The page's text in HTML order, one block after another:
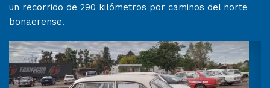
un recorrido de 290 kilómetros por caminos del norte
bonaerense.